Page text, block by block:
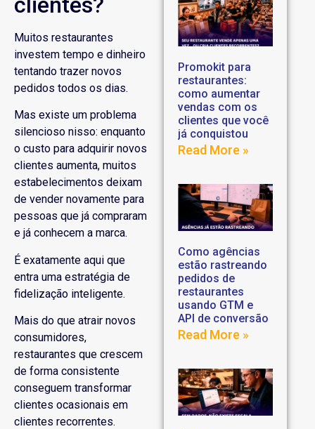
Muitos restaurantes
investem tempo e dinheiro
tentando trazer novos
pedidos todos os dias.
Mas existe um problema
silencioso nisso: enquanto
o custo para adquirir novos
clientes aumenta, muitos
estabelecimentos deixam
de vender novamente para
pessoas que já compraram
e já conhecem a marca.
É exatamente aqui que
entra uma estratégia de
fidelização inteligente.
Mais do que atrair novos
consumidores,
restaurantes que crescem
de forma consistente
conseguem transformar
clientes ocasionais em
clientes recorrentes.
Promokit para
restaurantes:
como aumentar
vendas com os
clientes que você
já conquistou
Read More »
Como agências
estão rastreando
pedidos de
restaurantes
usando GTM e
API de conversão
Read More »